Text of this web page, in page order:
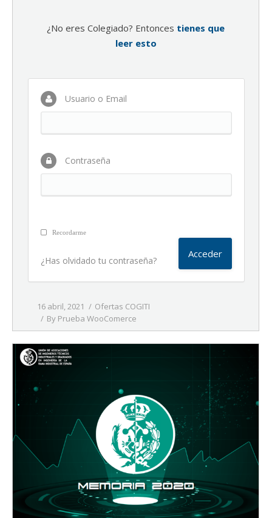
¿No eres Colegiado? Entonces tienes que
leer esto
Usuario o Email
Contraseña
Recordarme
¿Has olvidado tu contraseña?
16 abril, 2021
Ofertas COGITI
By Prueba WooComerce